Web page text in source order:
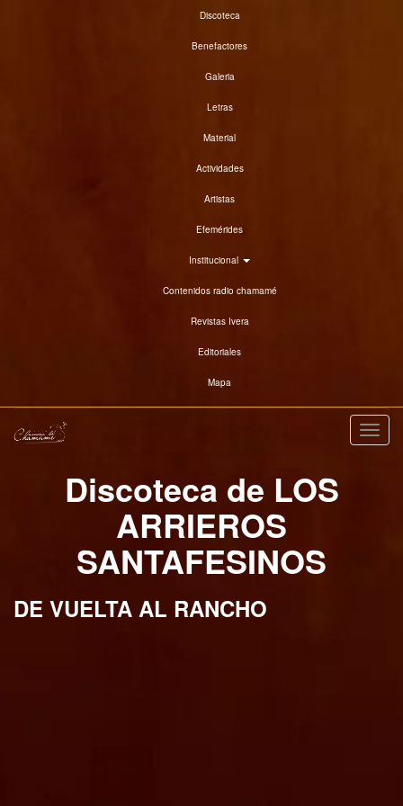
Discoteca
Benefactores
Galeria
Letras
Material
Actividades
Artistas
Efemérides
Institucional
Contenidos radio chamamé
Revistas Ivera
Editoriales
Mapa
Discoteca de LOS
ARRIEROS
SANTAFESINOS
DE VUELTA AL RANCHO